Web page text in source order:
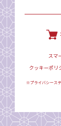
スマ
クッキーポリ
※プライバシース